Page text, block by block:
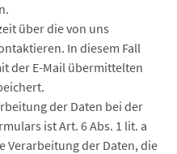
über die von uns
In diesem Fall
der E-Mail übermittelten
der Daten bei der
ist Art. 6 Abs. 1 lit. a
Verarbeitung der Daten, die